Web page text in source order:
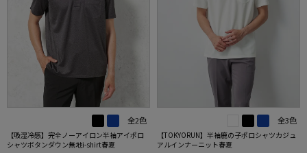
全2色
【吸湿冷感】完全ノーアイロン半袖アイポロ
シャツボタンダウン無地i-shirt春夏
全3色
【TOKYORUN】半袖鹿の子ポロシャツカジュ
アルインナーニット春夏